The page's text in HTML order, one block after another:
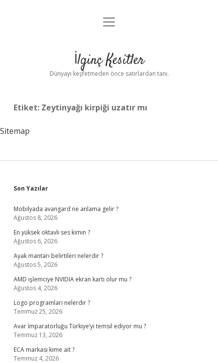
Anasayfa
Yasal Uyarı
menüyü
İlginç Kesitler
Dünyayı keşfetmeden önce satırlardan tanı.
Etiket: Zeytinyağı kirpiği uzatır mı
Sitemap
Sidebar
Son Yazılar
Mobilyada avangard ne anlama gelir ?
Ağustos 8, 2026
En yüksek oktavlı ses kimin ?
Ağustos 6, 2026
Ayak mantarı belirtileri nelerdir ?
Ağustos 5, 2026
AMD işlemciye NVIDIA ekran kartı olur mu ?
Ağustos 4, 2026
Logo programları nelerdir ?
Temmuz 25, 2026
Avar İmparatorluğu Türkiye’yi temsil ediyor mu ?
Temmuz 13, 2026
ECA markası kime ait ?
Temmuz 4, 2026